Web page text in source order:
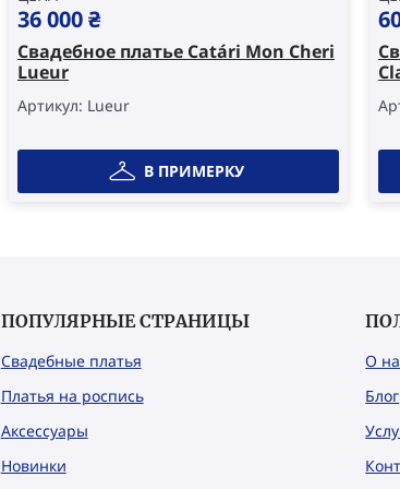
36 000₴
Свадебное платье Catári Mon Cheri
Lueur
Артикул: Lueur
В ПРИМЕРКУ
ПОПУЛЯРНЫЕ СТРАНИЦЫ
Свадебные платья
Платья на роспись
Аксессуары
Новинки
О
Блог